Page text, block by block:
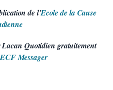
de l'Ecole de la Cause
Quotidien gratuitement
ECF Messager